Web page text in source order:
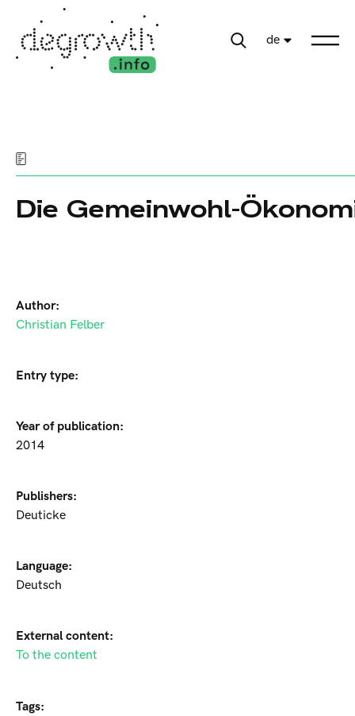
de
Die Gemeinwohl-
Author:
Christian Felber
Entry type:
Year of publication:
2014
Publishers:
Deuticke
Language:
Deutsch
External content:
To the content
Tags: